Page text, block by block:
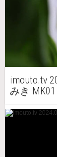
imouto.tv
みき MK01